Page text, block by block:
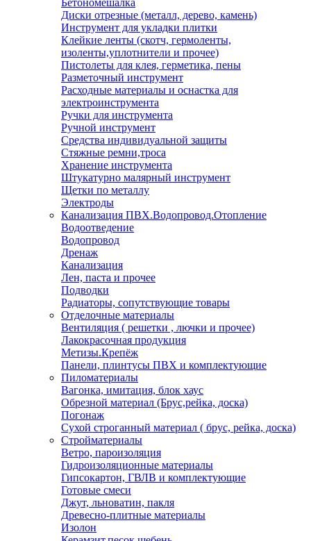
Бетономешалка
Диски отрезные (металл, дерево, камень)
Инструмент для укладки плитки
Клейкие ленты (скотч, гермоленты,
изоленты,уплотнители и прочее)
Пистолеты для клея, герметика, пены
Разметочный инструмент
Расходные материалы и оснастка для
электроинструмента
Ручки для инструмента
Ручной инструмент
Средства индивидуальной защиты
Стяжные ремни,троса
Хранение инструмента
Штукатурно малярный инструмент
Щетки по металлу
Электроды
Канализация ПВХ.Водопровод.Отопление
Водоотведение
Водопровод
Дренаж
Канализация
Лен, паста и прочее
Подводки
Радиаторы, сопутствующие товары
Отделочные материалы
Вентиляция ( решетки , лючки и прочее)
Лакокрасочная продукция
Метизы.Крепёж
Панели, плинтусы ПВХ и комплектующие
Пиломатериалы
Вагонка, имитация, блок хаус
Обрезной материал (Брус,рейка, доска)
Погонаж
Сухой строганный материал ( брус, рейка, доска)
Стройматериалы
Ветро, пароизоляция
Гидроизоляционные материалы
Гипсокартон, ГВЛВ и комплектующие
Готовые смеси
Джут, льноватин, пакля
Древесно-плитные материалы
Изолон